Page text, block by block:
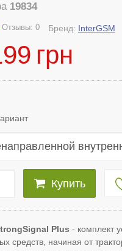
19834
Отзывы: 0 Бренд: InterGSM
грн
Купить
Plus - комплект
средств, начиная от